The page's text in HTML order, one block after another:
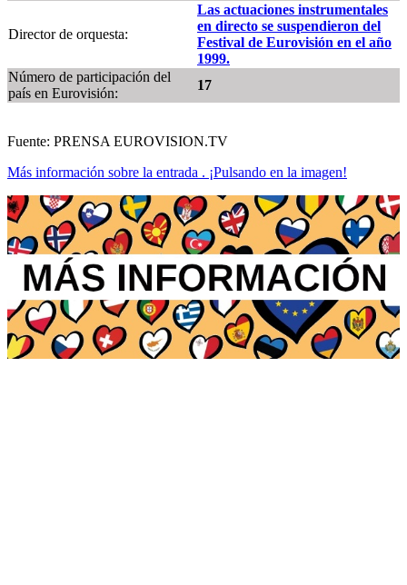
Director de orquesta:
Las actuaciones instrumentales
en directo se suspendieron del
Festival de Eurovisión en el año
1999.
Número de participación del
país en Eurovisión:
17
Fuente: PRENSA EUROVISION.TV
Más información sobre la entrada . ¡Pulsando en la imagen!